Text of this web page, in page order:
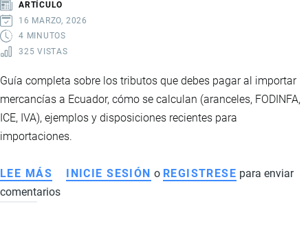
EL
EXTERIOR
SIN
ARTÍCULO
16 MARZO, 2026
4 MINUTOS
325 VISTAS
Guía completa sobre los tributos que debes pagar al importar
mercancías a Ecuador, cómo se calculan (aranceles, FODINFA,
ICE, IVA), ejemplos y disposiciones recientes para
importaciones.
LEE MÁS SOBRE
TRIBUTOS
INICIE SESIÓN o REGISTRESE para enviar
comentarios